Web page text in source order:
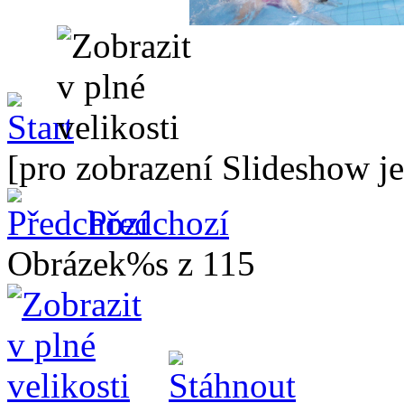
[pro zobrazení Slideshow
Předchozí
Obrázek%s z 115